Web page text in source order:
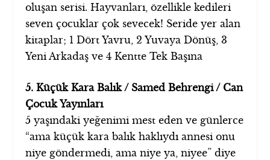
oluşan serisi. Hayvanları, özellikle kedileri
seven çocuklar çok sevecek! Seride yer alan
kitaplar; 1 Dört Yavru, 2 Yuvaya Dönüş, 3
Yeni Arkadaş ve 4 Kentte Tek Başına
5. Küçük Kara Balık / Samed Behrengi / Can
Çocuk Yayınları
5 yaşındaki yeğenimi mest eden ve günlerce
“ama küçük kara balık haklıydı annesi onu
niye göndermedi, ama niye ya, niyee” diye